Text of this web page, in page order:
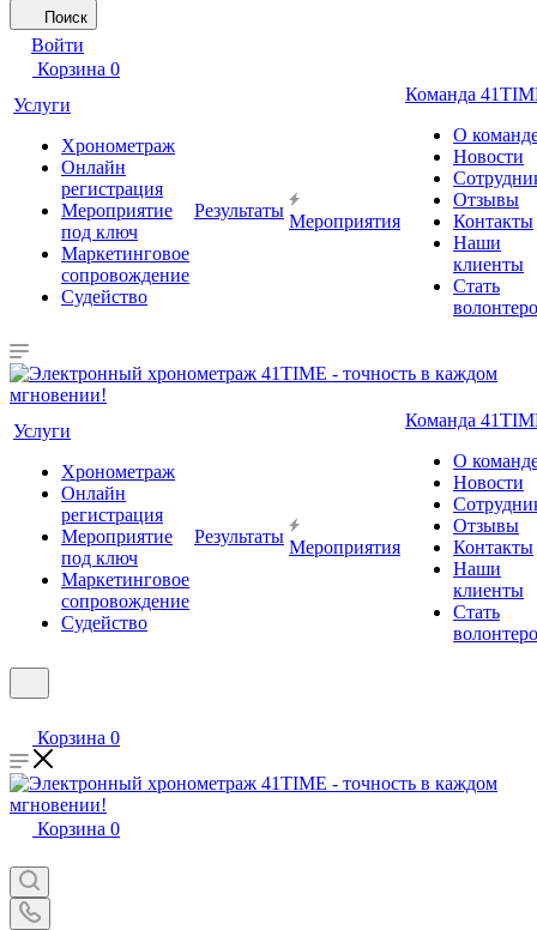
Поиск
Войти
Корзина 0
Услуги
Хронометраж
Онлайн
регистрация
Мероприятие
под ключ
Маркетинговое
сопровождение
Судейство
Результаты
Мероприятия
Команда
О
Новости
Отзывы
Контакты
Наши
клиенты
Стать
Услуги
Хронометраж
Онлайн
регистрация
Мероприятие
под ключ
Маркетинговое
сопровождение
Судейство
Результаты
Мероприятия
Команда
О
Новости
Отзывы
Контакты
Наши
клиенты
Стать
Корзина 0
Корзина 0